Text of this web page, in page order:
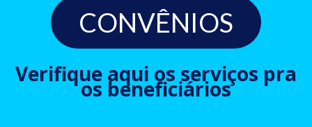
CONVÊNIOS
Verifique aqui os serviços pra
os beneficiários